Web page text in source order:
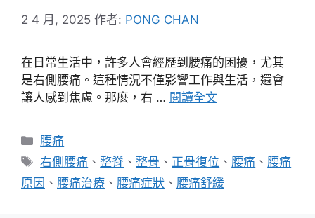
2 4 月, 2025 作者: PONG CHAN
在日常生活中，許多人會經歷到腰痛的困擾，尤其
是右側腰痛。這種情況不僅影響工作與生活，還會
讓人感到焦慮。那麼，右 … 閱讀全文
分
類
腰痛
標
籤
右側腰痛 、整脊 、整骨 、 正骨復位 、 腰痛 、 腰痛
原因 、 腰痛治療 、 腰痛症狀 、 腰痛舒緩